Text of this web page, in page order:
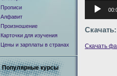
Аудиоплеер
Скачать:
Скачать
Прописи
Алфавит
Произношение
Карточки для изучения
Цены и зарплаты в странах
Популярные курсы